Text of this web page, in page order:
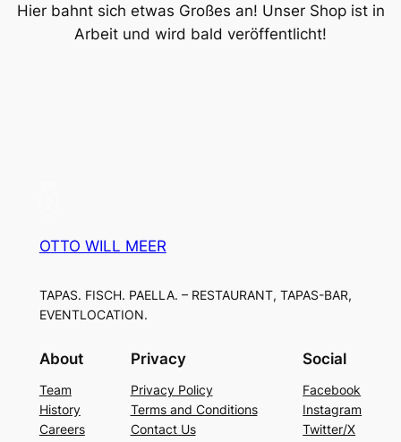
Hier bahnt sich etwas Großes an! Unser Shop ist in
Arbeit und wird bald veröffentlicht!
OTTO WILL MEER
TAPAS. FISCH. PAELLA. – RESTAURANT, TAPAS-BAR,
EVENTLOCATION.
About
Team
History
Careers
Privacy
Privacy Policy
Terms and Conditions
Contact Us
Social
Facebook
Instagram
Twitter/X